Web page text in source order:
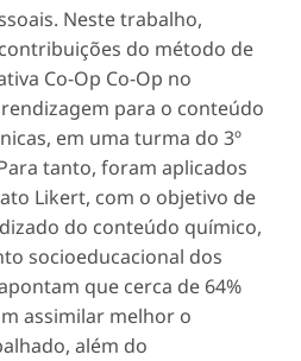
Neste trabalho,
do método de
Co-Op Co-Op no
para o conteúdo
em uma turma do 3º
tanto, foram aplicados
Likert, com o objetivo de
do conteúdo químico,
socioeducacional dos
que cerca de 64%
assimilar melhor o
além do